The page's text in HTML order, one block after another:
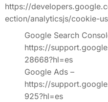
https://
ection/analyticsjs/cookie-
Google Search
https://
28668?hl=es
Google Ads –
https://
925?hl=es